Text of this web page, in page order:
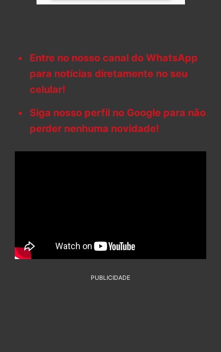
Entre no nosso canal do WhatsApp
para notícias diretamente no seu
celular!
Siga nosso perfil no Google para não
perder nenhuma novidade!
PUBLICIDADE